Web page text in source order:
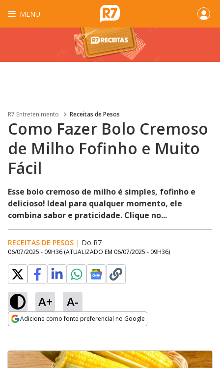
MENU
R7 Entretenimento Receitas de Pesos
Como Fazer Bolo Cremoso
de Milho Fofinho e Muito
Fácil
Esse bolo cremoso de milho é simples, fofinho e
delicioso! Ideal para qualquer momento, ele
combina sabor e praticidade. Clique no...
RECEITAS DE PESOS | Do R7
06/07/2025 - 09H36 (ATUALIZADO EM 06/07/2025 - 09H36)
A+ A-
Adicione como fonte preferencial no Google